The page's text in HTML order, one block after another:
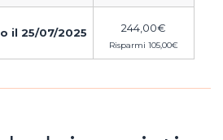
il 25/07/2025 244,00€
Risparmi 105,00€